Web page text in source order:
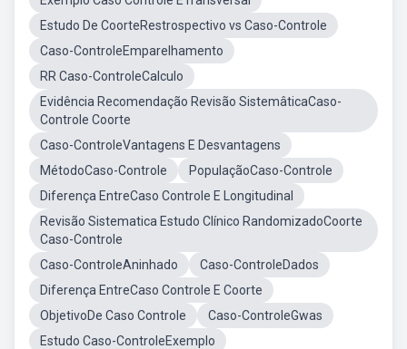
Estudo De CoorteRestrospectivo vs Caso-Controle
Caso-ControleEmparelhamento
RR Caso-ControleCalculo
Evidência Recomendação Revisão SistemâticaCaso-
Controle Coorte
Caso-ControleVantagens E Desvantagens
MétodoCaso-Controle
PopulaçãoCaso-Controle
Diferença EntreCaso Controle E Longitudinal
Revisão Sistematica Estudo Clínico RandomizadoCoorte
Caso-Controle
Caso-ControleAninhado
Caso-ControleDados
Diferença EntreCaso Controle E Coorte
ObjetivoDe Caso Controle
Caso-ControleGwas
Estudo Caso-ControleExemplo